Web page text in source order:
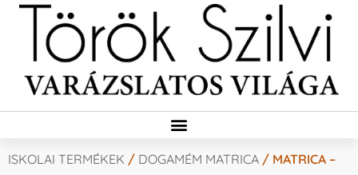
ISKOLAI TERMÉKEK / DOGAMÉM MATRICA / MATRICA –